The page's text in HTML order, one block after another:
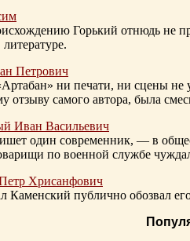
Горький отнюдь не
Петрович
ни печати, ни сцены
отзыву самого автора, была
Иван Васильевич
один современник, — в
по военной службе
Хрисанфович
публично обозвал